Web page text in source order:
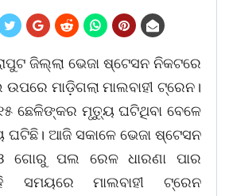
ଜିଲ୍ଲା ଭେଜା ଷ୍ଟେସନ ନିକଟରେ
ମାଡ଼ିଗଲା ମାଲବାହୀ ଟ୍ରେନ।
ଛେଳିଙ୍କର ମୃତ୍ୟୁ ଘଟିଥିବା ବେଳେ
ଆଜି ସକାଳେ ଭେଜା ଷ୍ଟେସନ
ଗୋରୁ ପଲ ରେଳ ଧାରଣା ପାର
ସମୟରେ ମାଲବାହୀ ଟ୍ରେନ